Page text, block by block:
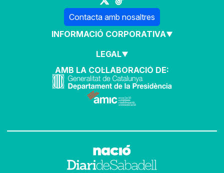
Contacta amb nosaltres
INFORMACIÓ CORPORATIVA
LEGAL
AMB LA COL·LABORACIÓ DE: